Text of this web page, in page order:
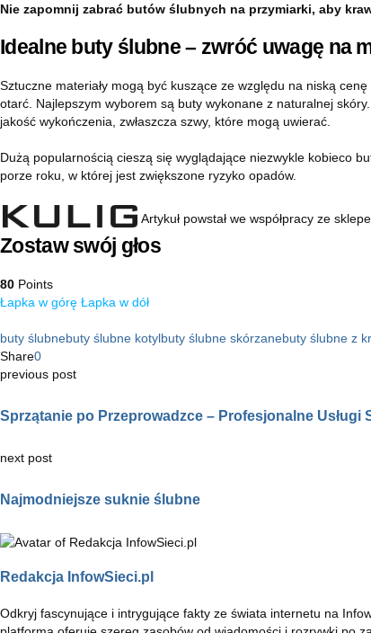
Nie zapomnij zabrać butów ślubnych na przymiarki, aby
Idealne buty ślubne – zwróć uwagę na
Sztuczne materiały mogą być kuszące ze względu na niską
otarć. Najlepszym wyborem są buty wykonane z naturalnej skóry.
jakość wykończenia, zwłaszcza szwy, które mogą uwierać.
Dużą popularnością cieszą się wyglądające niezwykle kobieco
porze roku, w której jest zwiększone ryzyko opadów.
Artykuł powstał we współpracy ze
Zostaw swój głos
80 Points
Łapka w górę Łapka w dół
buty ślubnebuty ślubne kotylbuty ślubne skórzanebuty ślubne z
Share0
previous post
Sprzątanie po Przeprowadzce – Profesjonalne Usługi
next post
Najmodniejsze suknie ślubne
Redakcja InfowSieci.pl
Odkryj fascynujące i intrygujące fakty ze świata internetu na